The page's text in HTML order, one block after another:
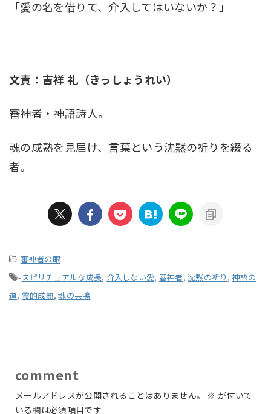
「愛の名を借りて、介入してはいないか？」
文責：吉祥 礼（きっしょうれい）
審神者・神語詩人。
魂の成熟を見届け、言葉という沈黙の祈りを綴る
者。
-審神者の眼
- スピリチュアルな成長, 介入しない愛, 審神者,沈黙の祈り , 神語の
道, 霊的成熟,魂の共鳴
comment
メールアドレスが公開されることはありません。 ※ が付いて
いる欄は必須項目です